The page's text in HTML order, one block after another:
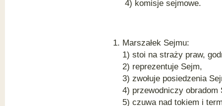
4) komisje sejmowe.
Marszałek Sejmu:
1) stoi na straży praw,
2) reprezentuje Sejm,
3) zwołuje posiedzenia
4) przewodniczy obradom
5) czuwa nad tokiem i